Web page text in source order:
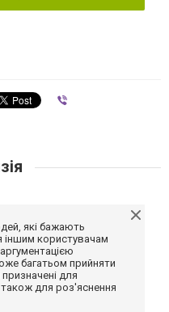
які бажають
іншим користувачам
багатьом прийняти
для
також для роз'яснення